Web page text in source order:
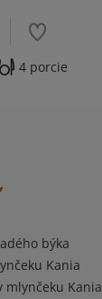
4 porcie
býka
Kania
mlynčeku Kania